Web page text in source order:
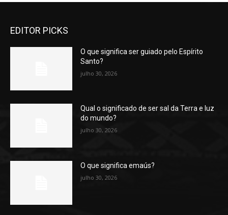
EDITOR PICKS
O que significa ser guiado pelo Espírito
Santo?
julho 30, 2026
Qual o significado de ser sal da Terra e luz
do mundo?
julho 30, 2026
O que significa emaús?
julho 30, 2026